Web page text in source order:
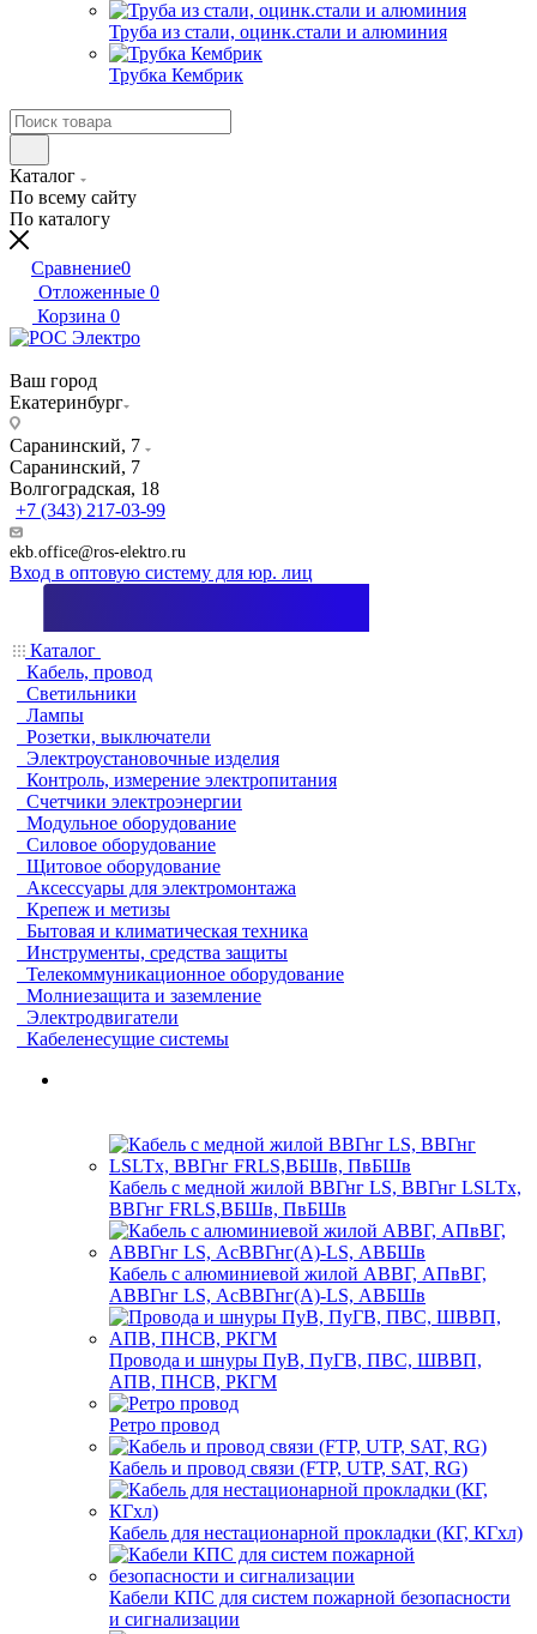
Труба из стали, оцинк.стали и алюминия
Трубка Кембрик
Каталог
По всему сайту
По каталогу
Сравнение0
Отложенные 0
Корзина 0
Ваш город
Екатеринбург
Саранинский, 7
Саранинский, 7
Волгоградская, 18
+7 (343) 217-03-99
ekb.office@ros-elektro.ru
Вход в оптовую систему для юр. лиц
Каталог
Кабель, провод
Светильники
Лампы
Розетки, выключатели
Электроустановочные изделия
Контроль, измерение электропитания
Счетчики электроэнергии
Модульное оборудование
Силовое оборудование
Щитовое оборудование
Аксессуары для электромонтажа
Крепеж и метизы
Бытовая и климатическая техника
Инструменты, средства защиты
Телекоммуникационное оборудование
Молниезащита и заземление
Электродвигатели
Кабеленесущие системы
Кабель с медной жилой ВВГнг LS, ВВГнг LSLTx,
ВВГнг FRLS,ВБШв, ПвБШв
Кабель с алюминиевой жилой АВВГ, АПвВГ,
АВВГнг LS, АсВВГнг(А)-LS, АВБШв
Провода и шнуры ПуВ, ПуГВ, ПВС, ШВВП,
АПВ, ПНСВ, РКГМ
Ретро провод
Кабель и провод связи (FTP, UTP, SAT, RG)
Кабель для нестационарной прокладки (КГ, КГхл)
Кабели КПС для систем пожарной безопасности
и сигнализации